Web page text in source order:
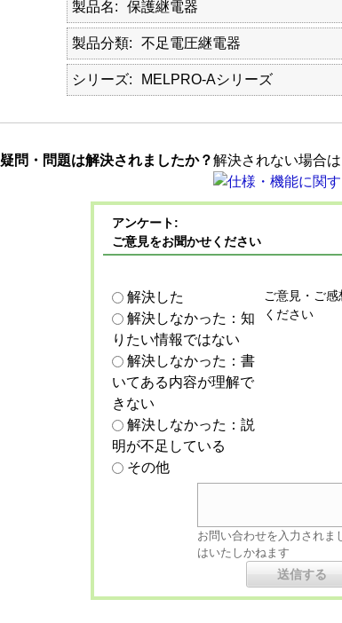
製品名 保護継電器
製品分類 不足電圧継電器
シリーズ MELPRO-Aシリーズ
疑問・問題は解決されましたか？解決されない場合
アンケート:
ご意見をお聞かせください
解決した
解決しなかった：知
りたい情報ではない
解決しなかった：書
いてある内容が理解で
きない
解決しなかった：説
明が不足している
その他
ご意見・ご
ください
お問い合わせを入力されま
はいたしかねます